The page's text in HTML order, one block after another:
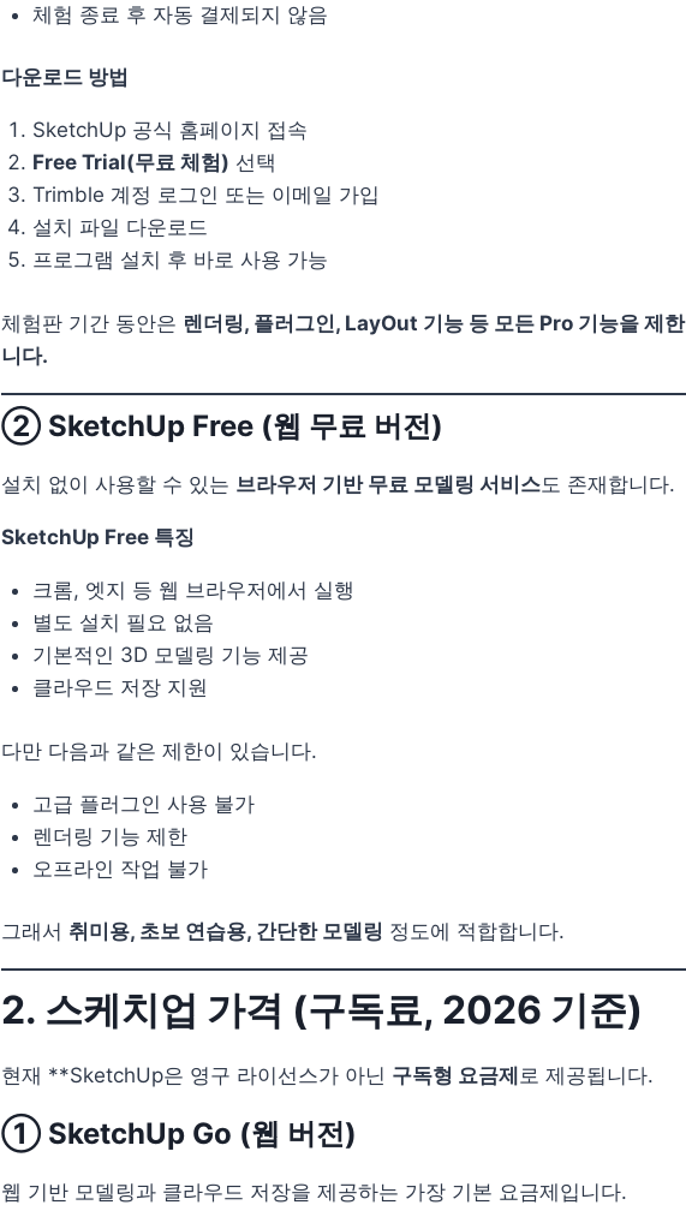
체험 종료 후 자동 결제되지 않음
다운로드 방법
SketchUp 공식 홈페이지 접속
Free Trial(무료 체험) 선택
Trimble 계정 로그인 또는 이메일 가입
설치 파일 다운로드
프로그램 설치 후 바로 사용 가능
체험판 기간 동안은 렌더링, 플러그인, LayOut 기능 등 모든 Pro 기능을 제
니다.
② SketchUp Free (웹 무료 버전)
설치 없이 사용할 수 있는 브라우저 기반 무료 모델링 서비스도 존재합니다.
SketchUp Free 특징
크롬, 엣지 등 웹 브라우저에서 실행
별도 설치 필요 없음
기본적인 3D 모델링 기능 제공
클라우드 저장 지원
다만 다음과 같은 제한이 있습니다.
고급 플러그인 사용 불가
렌더링 기능 제한
오프라인 작업 불가
그래서 취미용, 초보 연습용, 간단한 모델링 정도에 적합합니다.
2. 스케치업 가격 (구독료, 2026 기준)
현재 **SketchUp은 영구 라이선스가 아닌 구독형 요금제 로 제공됩니다.
① SketchUp Go (웹 버전)
웹 기반 모델링과 클라우드 저장을 제공하는 가장 기본 요금제입니다.